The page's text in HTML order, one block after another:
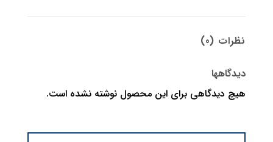
نظرات (0)
دیدگاهها
هیچ دیدگاهی برای این محصول نوشته نشده است.